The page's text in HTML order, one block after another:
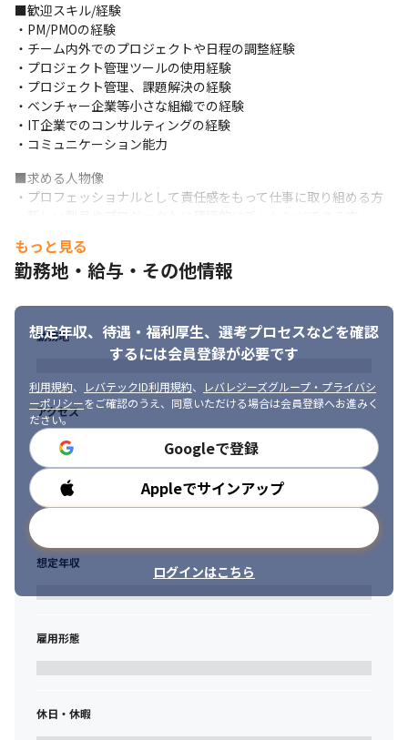
・リテールシステム運用推進プロジェクト
→・システムのアプリケーション運用保守
・ユーザーからの問い合わせ対応
・障害発生時の社内エスカレーション調整
・障害復旧に向けた対応の調整と報告書作成
・システム運用に関わる本番環境での作業
・新機能の導入支援
・システムエンハンス推進プロジェクトマネージャー
→・プロジェクト計画立案（見積もり書/計画書作成、社内審議
レビュー）
・既存システムの機能追加/バージョンアップ対応
【案件アサインについて】
プロジェクトは市場ニーズ、本人のスキル・経験、意向をふまえ
て決定していきますので、着実にキャリアステップを踏んでいく
希望があればプロジェクトワーク以外の組織業務もお任せします
ので、０→１で立ち上げていくプロセスを経験できます。
例）新規ソリューション開発、技術＆ビジネス潮流調査・活用具
現化、採用業務、PR業務、営業業務など
■歓迎スキル/経験
・PM/PMOの経験
・チーム内外でのプロジェクトや日程の調整経験
・プロジェクト管理ツールの使用経験
・プロジェクト管理、課題解決の経験
・ベンチャー企業等小さな組織での経験
・IT企業でのコンサルティングの経験
・コミュニケーション能力
■求める人物像
・プロフェッショナルとして責任感をもって仕事に取り組める方
・自発的かつ自律的に活動を行い、自ら積極的に問題解決にあた
ることができる方
■GRCSソリューショングループの理念
GRCSソリューショングループは、時代の変化を捉え、高い視座を
持ち、
情報セキュリティ関連産業の最前線で挑戦と成長を続けること
で、
お客様と社会に安心と信頼を届けることを理念として掲げていま
す。
■GRCSソリューショングループの行動指針＜H E A R T＞
GRCSをより魅力的な、働きやすい会社にするために下記それぞれ
の頭文字を取り、行動指針として掲げています。
フレキシブルに働きながらも、一人一人がプロフェッショナルと
して責任とプライドを持ち、成長を楽しみながらお客様のために
尽力しています。
H - Horizon (時代を読む) : 常に最新の知識とスキルを習得する
・私たちは、時代の変化に柔軟に対応し、 最新の情報やスキルの
・個々の成長と組織全体の新たな価値創造に努め、 変化に強い体
制の構築を目指します。
する
・自分の役割にとどまらず、 組織全体のビジョンや長期的な目標
もっと見る
勤務地・給与・その他情報
想定年収、待遇・福利厚生、 選考プロセスなどを確認
するには会員登録が必要です
利用規約、 レバテックID利用規約、
レバレジーズグループ・プライバシ
ーポリシーをご確認のうえ、同意いただける場合は会員登録へお進みく
ださい。
Googleで登録
Appleでサインアップ
ログインはこちら
勤務地
アクセス
勤務時間
想定年収
雇用形態
休日・休暇